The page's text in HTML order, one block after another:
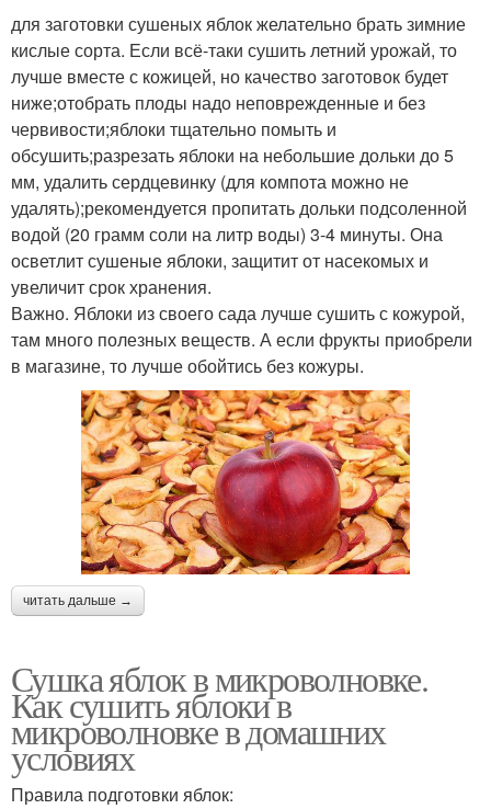
для заготовки сушеных яблок желательно брать зимние
кислые сорта. Если всё-таки сушить летний урожай, то
лучше вместе с кожицей, но качество заготовок будет
ниже;отобрать плоды надо неповрежденные и без
червивости;яблоки тщательно помыть и
обсушить;разрезать яблоки на небольшие дольки до 5
мм, удалить сердцевинку (для компота можно не
удалять);рекомендуется пропитать дольки подсоленной
водой (20 грамм соли на литр воды) 3-4 минуты. Она
осветлит сушеные яблоки, защитит от насекомых и
увеличит срок хранения.
Важно. Яблоки из своего сада лучше сушить с кожурой,
там много полезных веществ. А если фрукты приобрели
в магазине, то лучше обойтись без кожуры.
читать дальше →
Сушка яблок в микроволновке.
Как сушить яблоки в
микроволновке в домашних
условиях
Правила подготовки яблок: